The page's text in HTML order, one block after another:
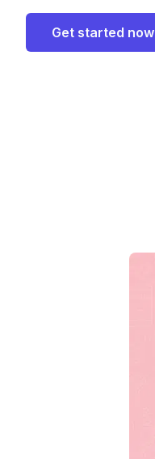
Get started now